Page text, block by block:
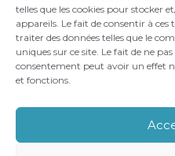
telles que les cookies pour stocker
appareils. Le fait de consentir à
traiter des données telles que le
uniques sur ce site. Le fait de ne
consentement peut avoir un effet
et fonctions.
FaceBook
TwitterLinkedIn
Principale
NOS